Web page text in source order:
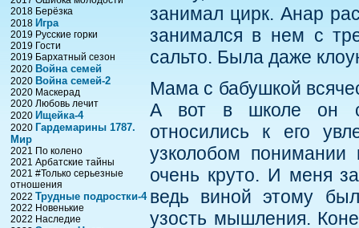
2018 Берёзка
2018 Игра
2019 Русские горки
2019 Гости
2019 Бархатный сезон
2020 Война семей
2020 Война семей-2
2020 Маскерад
2020 Любовь лечит
2020 Ищейка-4
2020 Гардемарины 1787.
Мир
2021 По колено
2021 Арбатские тайны
2021 #Только серьезные
отношения
2022 Трудные подростки-4
2022 Новенькие
2022 Наследие
занимал цирк. Анар
занимался в нем с
сальто. Была даже
Мама с бабушкой
А вот в школе он
относились к его
узколобом
очень круто. И меня
ведь виной этому
узость мышления.